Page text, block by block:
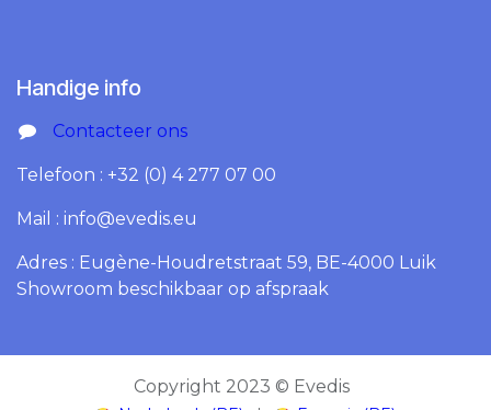
Handige info
Contacteer ons
Telefoon : +32 (0) 4 277 07 00
Mail : info@evedis.eu
Adres : Eugène-Houdretstraat 59, BE-4000 Luik
Showroom beschikbaar op afspraak
Copyright 2023 © Evedis